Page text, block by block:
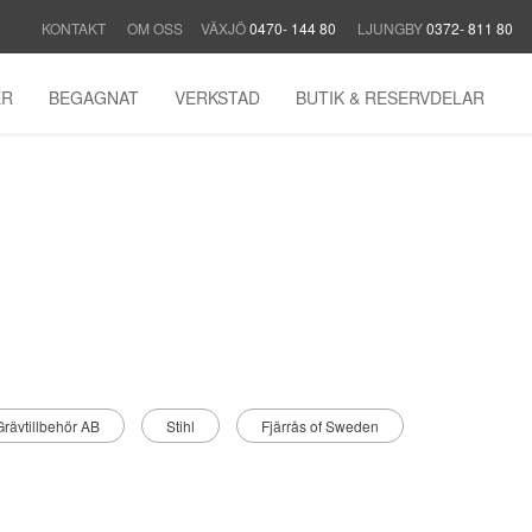
KONTAKT OM OSS VÄXJÖ0470- 144 80 LJUNGBY0372- 811 80
BEGAGNAT VERKSTAD BUTIK & RESERVDELAR
AB Stihl Fjärrås of Sweden